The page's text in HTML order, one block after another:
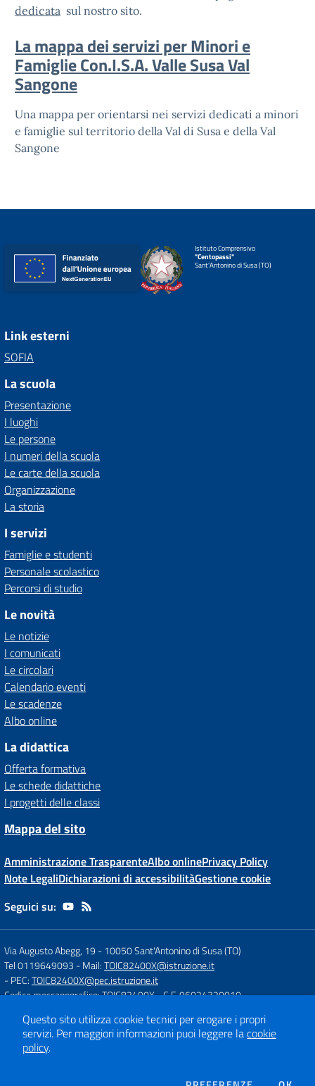
dedicata sul nostro sito.
La mappa dei servizi per Minori e
Famiglie Con.I.S.A. Valle Susa Val
Sangone
Una mappa per orientarsi nei servizi dedicati a minori
e famiglie sul territorio della Val di Susa e della Val
Sangone
Istituto Comprensivo
"Centopassi"
Sant'Antonino di Susa (TO)
Link esterni
SOFIA
La scuola
Presentazione
I luoghi
Le persone
I numeri della scuola
Le carte della scuola
Organizzazione
La storia
I servizi
Famiglie e studenti
Personale scolastico
Percorsi di studio
Le novità
Le notizie
I comunicati
Le circolari
Calendario eventi
Le scadenze
Albo online
La didattica
Offerta formativa
Le schede didattiche
I progetti delle classi
Mappa del sito
Amministrazione TrasparenteAlbo onlinePrivacy Policy
Note LegaliDichiarazioni di accessibilitàGestione cookie
Seguici su:
Via Augusto Abegg, 19 -10050 Sant'Antonino di Susa (TO)
Tel 0119649093 - Mail:TOIC82400X@istruzione.it
- PEC:TOIC82400X@pec.istruzione.it
Codice meccanografico: TOIC82400X- C.F. 96024320010
Concept & Design by
Designers Italia
Questo sito utilizza cookie tecnici per erogare i propri
servizi. Per maggiori informazioni puoi leggere lacookie
policy.